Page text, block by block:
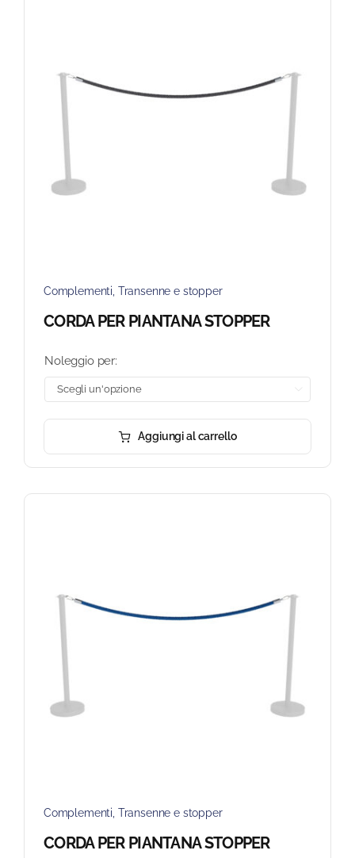
Complementi Transenne e stopper
CORDA PER PIANTANA STOPPER
Noleggio per:
Aggiungi al carrello
Complementi Transenne e stopper
CORDA PER PIANTANA STOPPER